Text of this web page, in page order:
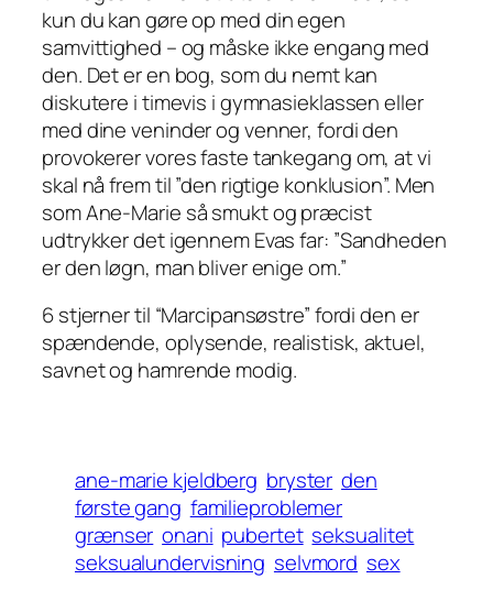
kundukan gøre op med din egen
samvittighed – og måske ikke engang med
den. Det er en bog, som du nemt kan
diskutere i timevis i gymnasieklassen eller
med dine veninder og venner, fordi den
provokerer vores faste tankegang om, at vi
skal nå frem til ”den rigtige konklusion”. Men
som Ane-Marie så smukt og præcist
udtrykker det igennem Evas far: ”Sandheden
er den løgn, man bliver enige om.”
6 stjerner til “Marcipansøstre” fordi den er
spændende, oplysende, realistisk, aktuel,
savnet og hamrende modig.
ane-marie kjeldberg bryster den
første gang familieproblemer
grænser onani pubertet seksualitet
seksualundervisning selvmord sex